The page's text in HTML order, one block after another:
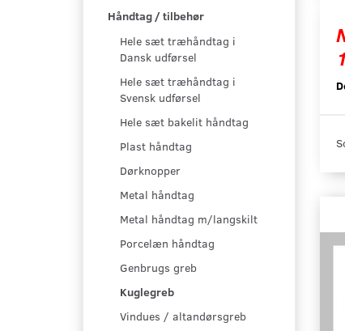
Håndtag / tilbehør
Hele sæt træhåndtag i
Dansk udførsel
Hele sæt træhåndtag i
Svensk udførsel
Hele sæt bakelit håndtag
Plast håndtag
Dørknopper
Metal håndtag
Metal håndtag m/langskilt
Porcelæn håndtag
Genbrugs greb
Kuglegreb
Vindues / altandørsgreb